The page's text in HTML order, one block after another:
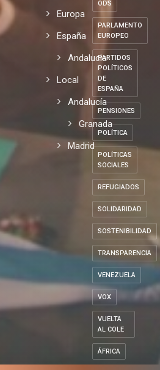
Europa
España
Andalucia
Local
Andalucía
Granada
Madrid
ODS
PARLAMENTO
EUROPEO
PARTIDOS
POLÍTICOS
DE
ESPAÑA
PENSIONES
POLÍTICA
POLÍTICAS
SOCIALES
REFUGIADOS
SOLIDARIDAD
SOSTENIBILIDAD
TRANSPARENCIA
VENEZUELA
VOX
VUELTA
AL COLE
ÁFRICA